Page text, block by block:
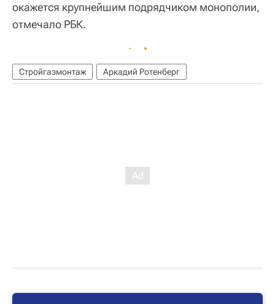
окажется крупнейшим подрядчиком монополии,
отмечало РБК.
Стройгазмонтаж Аркадий Ротенберг